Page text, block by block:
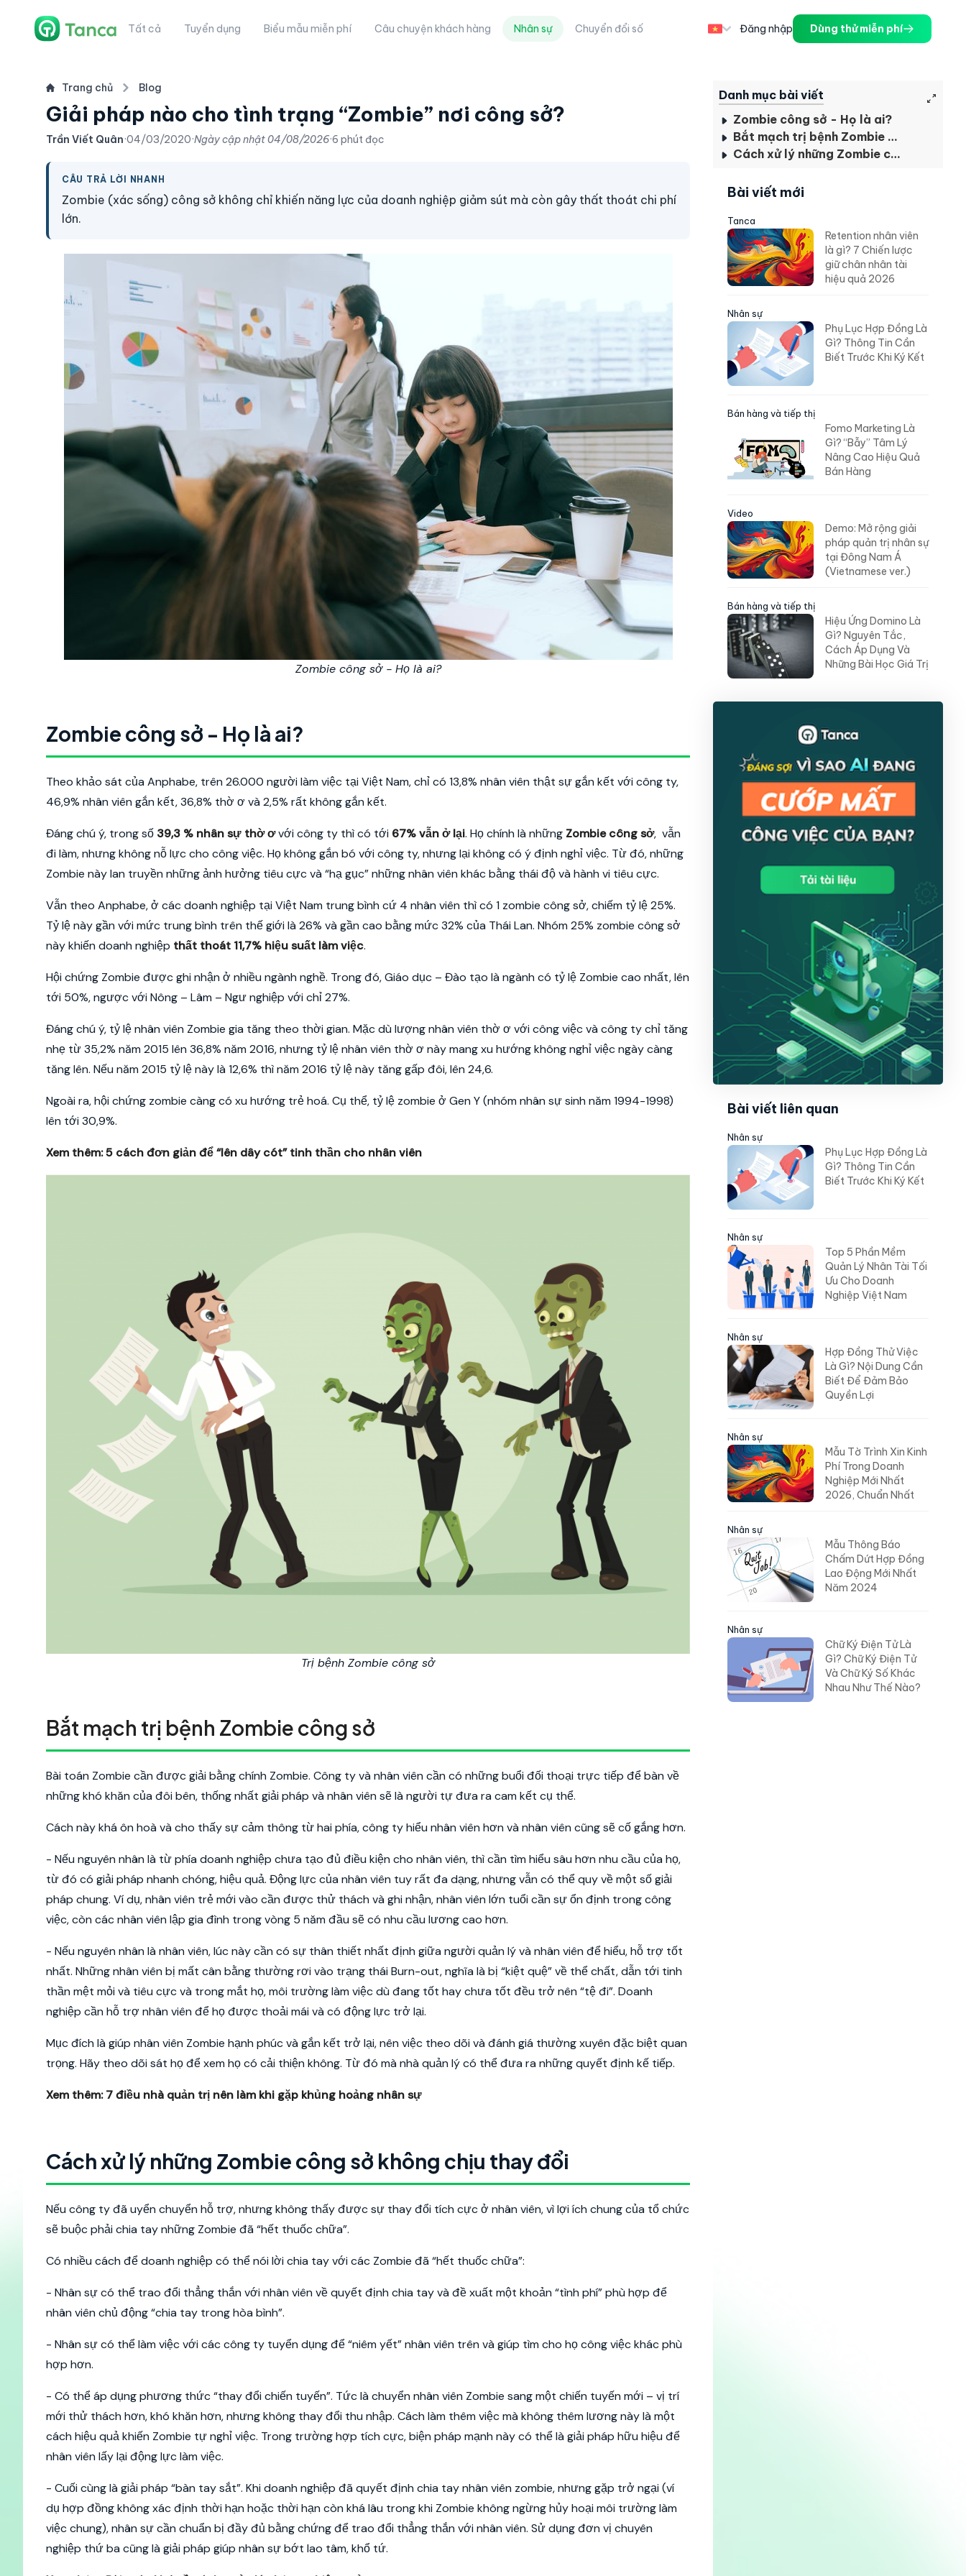
Tất cả Tuyển dụng Biểu mẫu miễn phí Câu chuyện khách hàng Nhân sự Chuyển đổi số Đăng nhập Dùng thử miễn phí
Trang chủ Blog
Giải pháp nào cho tình trạng “Zombie” nơi công sở?
Trần Viết Quân·04/03/2020·Ngày cập nhật04/08/2026·6 phút đọc
CÂU TRẢ LỜI NHANH
Zombie (xác sống) công sở không chỉ khiến năng lực của doanh nghiệp giảm sút mà còn gây thất thoát chi phí
lớn.
Zombie công sở - Họ là ai?
Zombie công sở - Họ là ai?
Theo khảo sát của Anphabe, trên 26.000 người làm việc tại Việt Nam, chỉ có 13,8% nhân viên thật sự gắn kết với công ty,
46,9% nhân viên gắn kết, 36,8% thờ ơ và 2,5% rất không gắn kết.
Đáng chú ý, trong số 39,3 % nhân sự thờ ơvới công ty thì có tới 67% vẫn ở lại. Họ chính là những Zombie công sở, vẫn
đi làm, nhưng không nỗ lực cho công việc. Họ không gắn bó với công ty, nhưng lại không có ý định nghỉ việc. Từ đó, những
Zombie này lan truyền những ảnh hưởng tiêu cực và “hạ gục” những nhân viên khác bằng thái độ và hành vi tiêu cực.
Vẫn theo Anphabe, ở các doanh nghiệp tại Việt Nam trung bình cứ 4 nhân viên thì có 1 zombie công sở, chiếm tỷ lệ 25%.
Tỷ lệ này gần với mức trung bình trên thế giới là 26% và gần cao bằng mức 32% của Thái Lan. Nhóm 25% zombie công sở
này khiến doanh nghiệp thất thoát 11,7% hiệu suất làm việc.
Hội chứng Zombie được ghi nhận ở nhiều ngành nghề. Trong đó, Giáo dục – Đào tạo là ngành có tỷ lệ Zombie cao nhất, lên
tới 50%, ngược với Nông – Lâm – Ngư nghiệp với chỉ 27%.
Đáng chú ý, tỷ lệ nhân viên Zombie gia tăng theo thời gian. Mặc dù lượng nhân viên thờ ơ với công việc và công ty chỉ tăng
nhẹ từ 35,2% năm 2015 lên 36,8% năm 2016, nhưng tỷ lệ nhân viên thờ ơ này mang xu hướng không nghỉ việc ngày càng
tăng lên. Nếu năm 2015 tỷ lệ này là 12,6% thì năm 2016 tỷ lệ này tăng gấp đôi, lên 24,6.
Ngoài ra, hội chứng zombie càng có xu hướng trẻ hoá. Cụ thể, tỷ lệ zombie ở Gen Y (nhóm nhân sự sinh năm 1994-1998)
lên tới 30,9%.
Xem thêm:5 cách đơn giản để “lên dây cót” tinh thần cho nhân viên
Trị bệnh Zombie công sở
Bắt mạch trị bệnh Zombie công sở
Bài toán Zombie cần được giải bằng chính Zombie. Công ty và nhân viên cần có những buổi đối thoại trực tiếp để bàn về
những khó khăn của đôi bên, thống nhất giải pháp và nhân viên sẽ là người tự đưa ra cam kết cụ thể.
Cách này khá ôn hoà và cho thấy sự cảm thông từ hai phía, công ty hiểu nhân viên hơn và nhân viên cũng sẽ cố gắng hơn.
- Nếu nguyên nhân là từ phía doanh nghiệp chưa tạo đủ điều kiện cho nhân viên, thì cần tìm hiểu sâu hơn nhu cầu của họ,
từ đó có giải pháp nhanh chóng, hiệu quả. Động lực của nhân viên tuy rất đa dạng, nhưng vẫn có thể quy về một số giải
pháp chung. Ví dụ, nhân viên trẻ mới vào cần được thử thách và ghi nhận, nhân viên lớn tuổi cần sự ổn định trong công
việc, còn các nhân viên lập gia đình trong vòng 5 năm đầu sẽ có nhu cầu lương cao hơn.
- Nếu nguyên nhân là nhân viên, lúc này cần có sự thân thiết nhất định giữa người quản lý và nhân viên để hiểu, hỗ trợ tốt
nhất. Những nhân viên bị mất cân bằng thường rơi vào trạng thái Burn-out, nghĩa là bị “kiệt quệ” về thể chất, dẫn tới tinh
thần mệt mỏi và tiêu cực và trong mắt họ, môi trường làm việc dù đang tốt hay chưa tốt đều trở nên “tệ đi”. Doanh
nghiệp cần hỗ trợ nhân viên để họ được thoải mái và có động lực trở lại.
Mục đích là giúp nhân viên Zombie hạnh phúc và gắn kết trở lại, nên việc theo dõi và đánh giá thường xuyên đặc biệt quan
trọng. Hãy theo dõi sát họ để xem họ có cải thiện không. Từ đó mà nhà quản lý có thể đưa ra những quyết định kế tiếp.
Xem thêm:7 điều nhà quản trị nên làm khi gặp khủng hoảng nhân sự
Cách xử lý những Zombie công sở không chịu thay đổi
Nếu công ty đã uyển chuyển hỗ trợ, nhưng không thấy được sự thay đổi tích cực ở nhân viên, vì lợi ích chung của tổ chức
sẽ buộc phải chia tay những Zombie đã “hết thuốc chữa”.
Có nhiều cách để doanh nghiệp có thể nói lời chia tay với các Zombie đã “hết thuốc chữa”:
- Nhân sự có thể trao đổi thẳng thắn với nhân viên về quyết định chia tay và đề xuất một khoản “tình phí” phù hợp để
nhân viên chủ động “chia tay trong hòa bình”.
- Nhân sự có thể làm việc với các công ty tuyển dụng để “niêm yết” nhân viên trên và giúp tìm cho họ công việc khác phù
hợp hơn.
- Có thể áp dụng phương thức “thay đổi chiến tuyến”. Tức là chuyển nhân viên Zombie sang một chiến tuyến mới – vị trí
mới thử thách hơn, khó khăn hơn, nhưng không thay đổi thu nhập. Cách làm thêm việc mà không thêm lương này là một
cách hiệu quả khiến Zombie tự nghỉ việc. Trong trường hợp tích cực, biện pháp mạnh này có thể là giải pháp hữu hiệu để
nhân viên lấy lại động lực làm việc.
- Cuối cùng là giải pháp “bàn tay sắt”. Khi doanh nghiệp đã quyết định chia tay nhân viên zombie, nhưng gặp trở ngại (ví
dụ hợp đồng không xác định thời hạn hoặc thời hạn còn khá lâu trong khi Zombie không ngừng hủy hoại môi trường làm
việc chung), nhân sự cần chuẩn bị đầy đủ bằng chứng để trao đổi thẳng thắn với nhân viên. Sử dụng đơn vị chuyên
nghiệp thứ ba cũng là giải pháp giúp nhân sự bớt lao tâm, khổ tứ.
Danh mục bài viết
Zombie công sở - Họ là ai?
Bắt mạch trị bệnh Zombie công sở
Cách xử lý những Zombie công sở không chịu thay đổi
Bài viết mới
Tanca
Retention nhân viên
là gì? 7 Chiến lược
giữ chân nhân tài
hiệu quả 2026
Nhân sự
Phụ Lục Hợp Đồng Là
Gì? Thông Tin Cần
Biết Trước Khi Ký Kết
Bán hàng và tiếp thị
Fomo Marketing Là
Gì? “Bẫy” Tâm Lý
Nâng Cao Hiệu Quả
Bán Hàng
Video
Demo: Mở rộng giải
pháp quản trị nhân sự
tại Đông Nam Á
(Vietnamese ver.)
Bán hàng và tiếp thị
Hiệu Ứng Domino Là
Gì? Nguyên Tắc,
Cách Áp Dụng Và
Những Bài Học Giá Trị
Bài viết liên quan
Nhân sự
Phụ Lục Hợp Đồng Là
Gì? Thông Tin Cần
Biết Trước Khi Ký Kết
Nhân sự
Top 5 Phần Mềm
Quản Lý Nhân Tài Tối
Ưu Cho Doanh
Nghiệp Việt Nam
Nhân sự
Hợp Đồng Thử Việc
Là Gì? Nội Dung Cần
Biết Để Đảm Bảo
Quyền Lợi
Nhân sự
Mẫu Tờ Trình Xin Kinh
Phí Trong Doanh
Nghiệp Mới Nhất
2026, Chuẩn Nhất
Nhân sự
Mẫu Thông Báo
Chấm Dứt Hợp Đồng
Lao Động Mới Nhất
Năm 2024
Nhân sự
Chữ Ký Điện Tử Là
Gì? Chữ Ký Điện Tử
Và Chữ Ký Số Khác
Nhau Như Thế Nào?